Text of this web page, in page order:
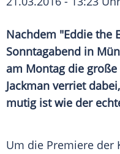
Nachdem "Eddie the
Sonntagabend in
am Montag die
Jackman verriet
mutig ist wie der
Um die Premiere der